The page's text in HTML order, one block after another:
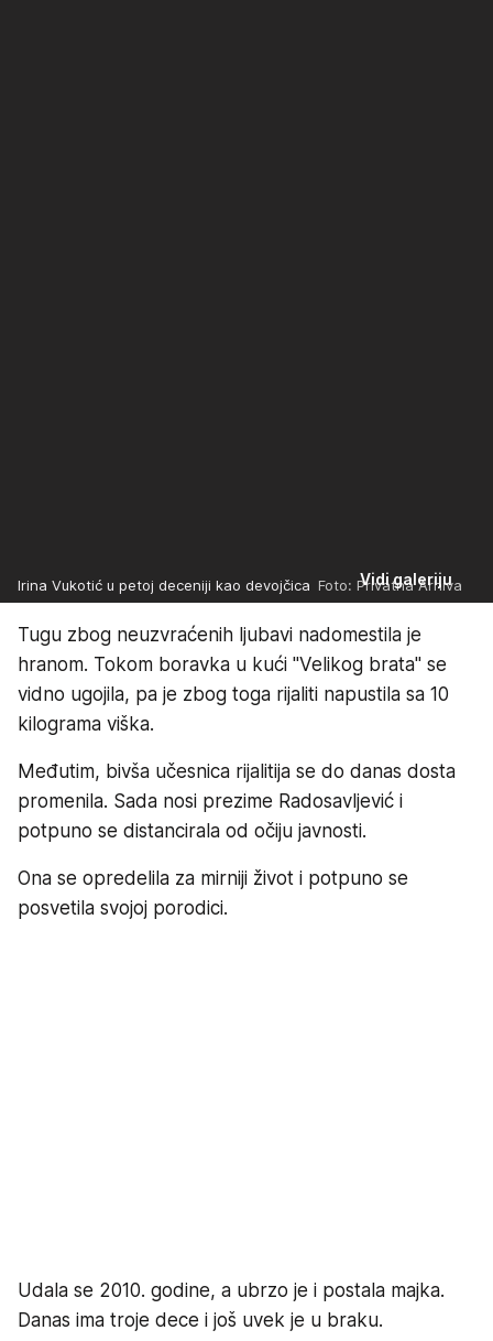
Vidi galeriju
Irina Vukotić u petoj deceniji kao devojčica Foto: Privatna Arhiva
Tugu zbog neuzvraćenih ljubavi nadomestila je
hranom. Tokom boravka u kući "Velikog brata" se
vidno ugojila, pa je zbog toga rijaliti napustila sa 10
kilograma viška.
Međutim, bivša učesnica rijalitija se do danas dosta
promenila. Sada nosi prezime Radosavljević i
potpuno se distancirala od očiju javnosti.
Ona se opredelila za mirniji život i potpuno se
posvetila svojoj porodici.
Udala se 2010. godine, a ubrzo je i postala majka.
Danas ima troje dece i još uvek je u braku.